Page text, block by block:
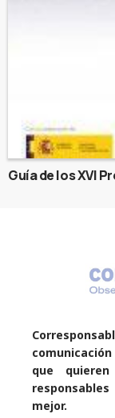
Guía de los XVI
que
mejor.